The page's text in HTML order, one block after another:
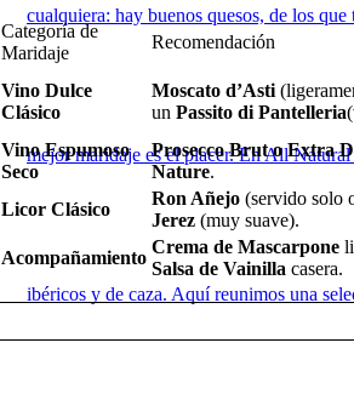
cualquiera: hay buenos quesos, de los
mejor maridaje es el placer. En All
ibéricos y de caza. Aquí reunimos una
Categoría de
Maridaje
Recomendación
Vino Dulce
Clásico
Moscato d’Asti
un Passito di Pantelleria
Vino Espumoso
Seco
Prosecco Brut o Extra
Nature.
Licor Clásico
Ron Añejo (servido solo
Jerez (muy suave).
Acompañamiento
Crema de Mascarpone
Salsa de Vainilla casera.